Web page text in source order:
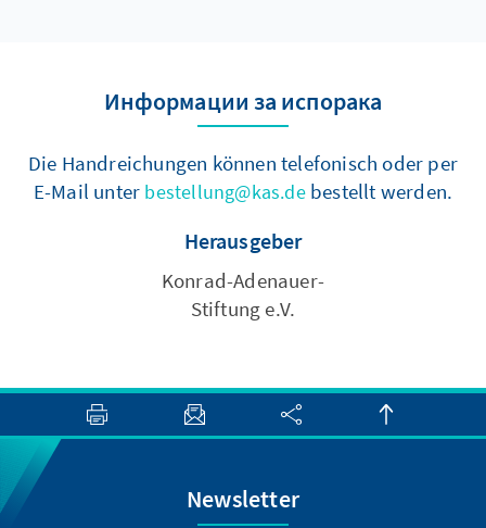
Информации за испорака
Die Handreichungen können telefonisch oder per
E-Mail unter bestellung@kas.debestellt werden.
Herausgeber
Konrad-Adenauer-
Stiftung e.V.
Newsletter